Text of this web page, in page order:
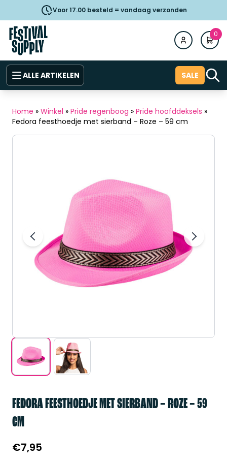
Voor 17.00 besteld = vandaag verzonden
0
ALLE ARTIKELEN SALE
Home » Winkel » Pride regenboog » Pride hoofddeksels »
Fedora feesthoedje met sierband – Roze – 59 cm
FEDORA FEESTHOEDJE MET SIERBAND – ROZE – 59
CM
€7,95